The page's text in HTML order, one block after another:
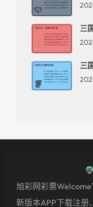
三
三
旭彩网彩票welcome
新版本APP下载注册